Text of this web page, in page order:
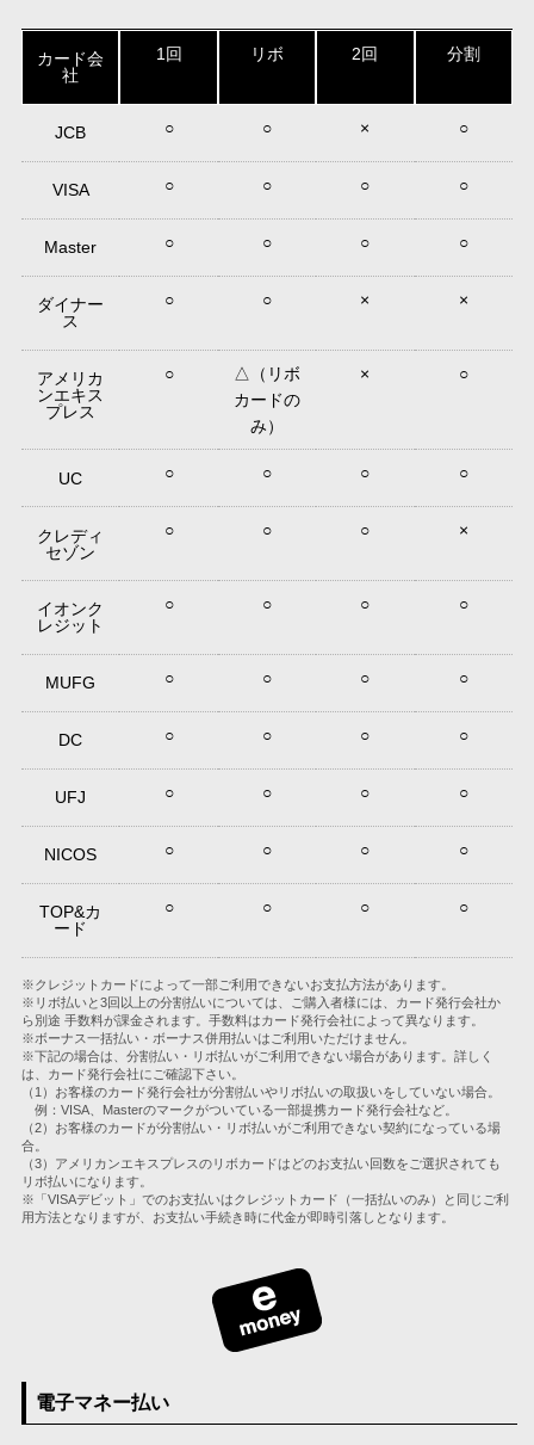
カード会
社
1回 リボ 2回 分割
JCB ○ ○ × ○
VISA ○ ○ ○ ○
Master ○ ○ ○ ○
ダイナー
ス
○ ○ × ×
アメリカ
ンエキス
プレス
○
△（リボ
カードの
み）
× ○
UC ○ ○ ○ ○
クレディ
セゾン
○ ○ ○ ×
イオンク
レジット
○ ○ ○ ○
MUFG ○ ○ ○ ○
DC ○ ○ ○ ○
UFJ ○ ○ ○ ○
NICOS ○ ○ ○ ○
TOP&カ
ード
○ ○ ○ ○
※クレジットカードによって一部ご利用できないお支払方法があります。
※リボ払いと3回以上の分割払いについては、ご購入者様には、カード発行会社か
ら別途 手数料が課金されます。手数料はカード発行会社によって異なります。
※ボーナス一括払い・ボーナス併用払いはご利用いただけません。
※下記の場合は、分割払い・リボ払いがご利用できない場合があります。詳しく
は、カード発行会社にご確認下さい。
（1）お客様のカード発行会社が分割払いやリボ払いの取扱いをしていない場合。
例：VISA、Masterのマークがついている一部提携カード発行会社など。
（2）お客様のカードが分割払い・リボ払いがご利用できない契約になっている場
合。
（3）アメリカンエキスプレスのリボカードはどのお支払い回数をご選択されても
リボ払いになります。
※「VISAデビット」でのお支払いはクレジットカード（一括払いのみ）と同じご利
用方法となりますが、お支払い手続き時に代金が即時引落しとなります。
電子マネー払い